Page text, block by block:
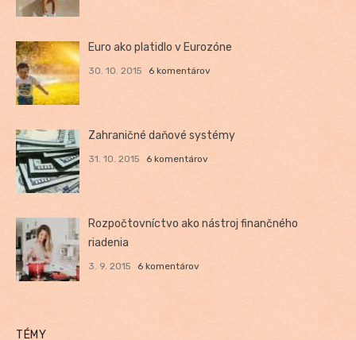
Euro ako platidlo v Eurozóne
30. 10. 2015 6 komentárov
Zahraničné daňové systémy
31. 10. 2015 6 komentárov
Rozpočtovníctvo ako nástroj finančného
riadenia
3. 9. 2015 6 komentárov
TÉMY